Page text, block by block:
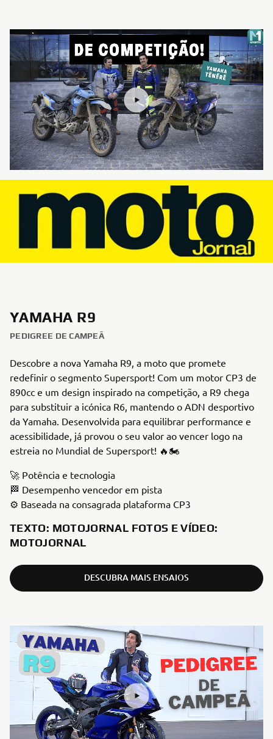
YAMAHA R9
PEDIGREE DE CAMPEÃ
Descobre a nova Yamaha R9, a moto que promete
redefinir o segmento Supersport! Com um motor CP3 de
890cc e um design inspirado na competição, a R9 chega
para substituir a icónica R6, mantendo o ADN desportivo
da Yamaha. Desenvolvida para equilibrar performance e
acessibilidade, já provou o seu valor ao vencer logo na
estreia no Mundial de Supersport! 🔥🏍️
🚀 Potência e tecnologia
🏁 Desempenho vencedor em pista
⚙️ Baseada na consagrada plataforma CP3
TEXTO: MOTOJORNAL FOTOS E VÍDEO:
MOTOJORNAL
DESCUBRA MAIS ENSAIOS